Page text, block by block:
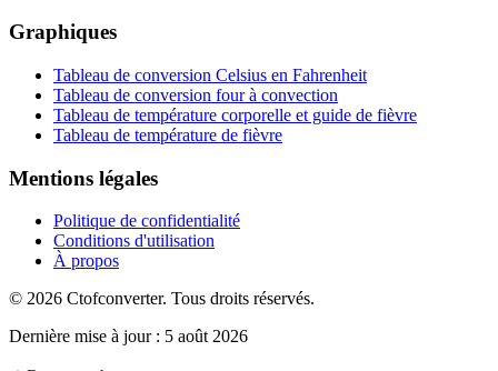
Graphiques
Tableau de conversion Celsius en Fahrenheit
Tableau de conversion four à convection
Tableau de température corporelle et guide de fièvre
Tableau de température de fièvre
Mentions légales
Politique de confidentialité
Conditions d'utilisation
À propos
© 2026 Ctofconverter. Tous droits réservés.
Dernière mise à jour : 5 août 2026